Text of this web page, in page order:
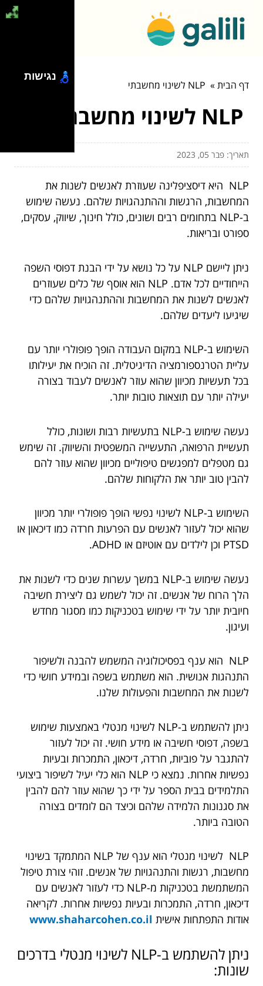
דף הבית»
תאריך: פבר 05, 2023
NLP היא דיסציפלינה שעוזרת לאנשים לשנות את
המחשבות, הרגשות וההתנהגויות שלהם. נעשה שימוש
ב-NLP בתחומים רבים ושונים, כולל חינוך, שיווק, עסקים,
ספורט ובריאות.
ניתן ליישם NLP על כל נושא על ידי הבנת דפוסי השפה
הייחודיים לכל אדם. NLP הוא אוסף של כלים שעוזרים
לאנשים לשנות את המחשבות וההתנהגויות שלהם כדי
שיגיעו ליעדים שלהם.
השימוש ב-NLP במקום העבודה הופך פופולרי יותר עם
עליית הטרנספורמציה הדיגיטלית. זה הוכיח את יעילותו
בכל תעשיות מכיוון שהוא עוזר לאנשים לעבוד בצורה
יעילה יותר עם תוצאות טובות יותר.
נעשה שימוש ב-NLP בתעשיות רבות ושונות, כולל
תעשיית הרפואה, התעשייה המשפטית והשיווק. זה שימש
גם מטפלים למפגשים טיפוליים מכיוון שהוא עוזר להם
להבין טוב יותר את הלקוחות שלהם.
השימוש ב-NLP לשינוי נפשי הופך פופולרי יותר מכיוון
שהוא יכול לעזור לאנשים עם הפרעות חרדה כמו דיכאון או
PTSD וכן לילדים עם אוטיזם או ADHD.
נעשה שימוש ב-NLP במשך עשרות שנים כדי לשנות את
הלך הרוח של אנשים. זה יכול לשמש גם ליצירת חשיבה
חיובית יותר על ידי שימוש בטכניקות כמו מסגור מחדש
ועיגון.
NLP הוא ענף בפסיכולוגיה המשמש להבנה ולשיפור
התנהגות אנושית. הוא משתמש בשפה ובמידע חושי כדי
לשנות את המחשבות והפעולות שלנו.
ניתן להשתמש ב-NLP לשינוי מנטלי באמצעות שימוש
בשפה, דפוסי חשיבה או מידע חושי. זה יכול לעזור
להתגבר על פוביות, חרדה, דיכאון, התמכרות ובעיות
נפשיות אחרות. נמצא כי NLP הוא כלי יעיל לשיפור ביצועי
התלמידים בבית הספר על ידי כך שהוא עוזר להם להבין
את סגנונות הלמידה שלהם וכיצד הם לומדים בצורה
הטובה ביותר.
NLP לשינוי מנטלי הוא ענף של NLP המתמקד בשינוי
מחשבות, רגשות והתנהגויות של אנשים. זוהי צורת טיפול
המשתמשת בטכניקות מ-NLP כדי לעזור לאנשים עם
דיכאון, חרדה, התמכרות ובעיות נפשיות אחרות. לקריאה
אודות התפתחות אישית www.shaharcohen.co.il
ניתן להשתמש ב-NLP לשינוי מנטלי בדרכים
שונות:
נגישות